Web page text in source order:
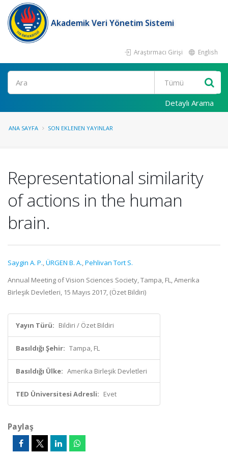
Akademik Veri Yönetim Sistemi
Araştırmacı Girişi English
Ara
Detaylı Arama
ANA SAYFA SON EKLENEN YAYINLAR
Representational similarity
of actions in the human
brain.
Saygin A. P.,ÜRGEN B. A.,Pehlivan Tort S.
Annual Meeting of Vision Sciences Society, Tampa, FL, Amerika
Birleşik Devletleri, 15 Mayıs 2017, (Özet Bildiri)
Yayın Türü: Bildiri / Özet Bildiri
Basıldığı Şehir: Tampa, FL
Basıldığı Ülke: Amerika Birleşik Devletleri
TED Üniversitesi Adresli: Evet
Paylaş